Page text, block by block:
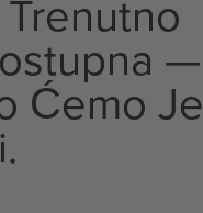
—
Ćemo Je